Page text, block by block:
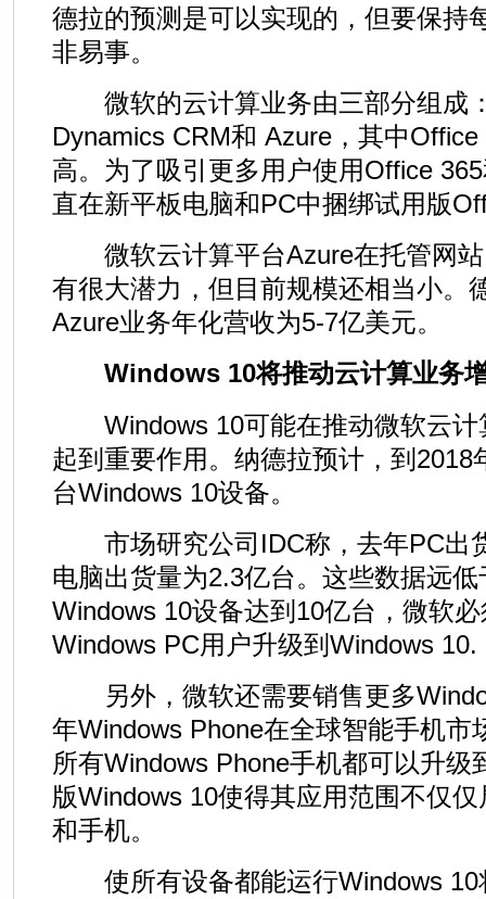
德拉的预测是可以实现的，但要保持
非易事。
微软的云计算业务由三部分组成
Dynamics CRM和 Azure，其中
高。为了吸引更多用户使用Office
直在新平板电脑和PC中捆绑试用版
微软云计算平台Azure在托管网站
有很大潜力，但目前规模还相当小。
Azure业务年化营收为5-7亿美元。
Windows 10将推动云计算业务
Windows 10可能在推动微软云计
起到重要作用。纳德拉预计，到2018
台Windows 10设备。
市场研究公司IDC称，去年PC出
电脑出货量为2.3亿台。这些数据远
Windows 10设备达到10亿台，微软
Windows PC用户升级到Windows 10.
另外，微软还需要销售更多
年Windows Phone在全球智能手机市
所有Windows Phone手机都可以升级
版Windows 10使得其应用范围不仅
和手机。
使所有设备都能运行Windows 10